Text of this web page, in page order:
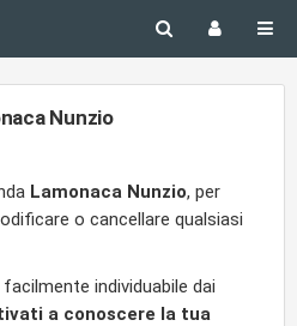
Nunzio
Lamonaca Nunzio, per
o cancellare qualsiasi
individuabile dai
a conoscere la tua